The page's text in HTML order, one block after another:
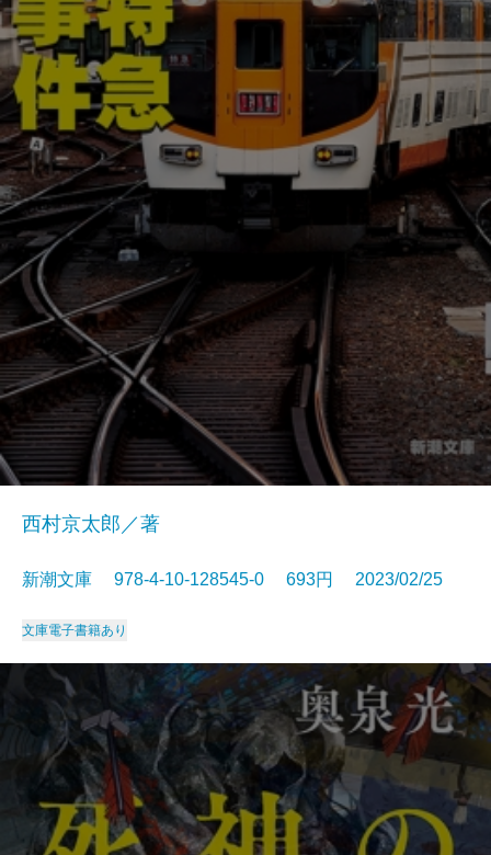
西村京太郎／著
新潮文庫 978-4-10-128545-0 693円 2023/02/25
文庫電子書籍あり